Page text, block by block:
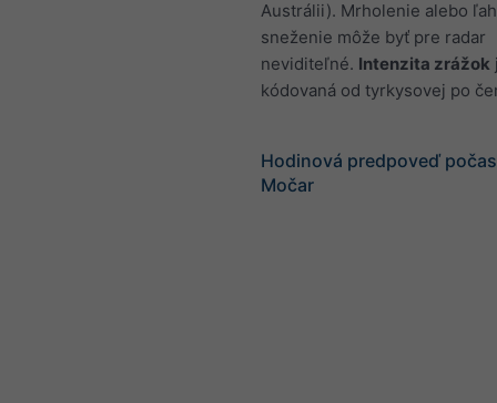
Austrálii). Mrholenie alebo
sneženie môže byť pre radar
neviditeľné. Intenzita zrážok
kódovaná od tyrkysovej po
Hodinová predpoveď
Močar